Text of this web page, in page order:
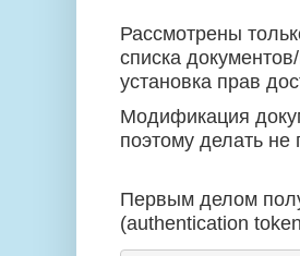
Рассмотрены
списка
установка прав
Модификация
поэтому делать не
Первым делом
(authentication